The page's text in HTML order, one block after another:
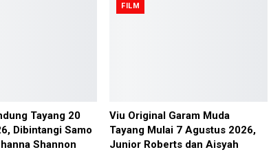
Tayang 20
Dibintangi Samo
Shannon
FILM
Viu Original Garam Muda
Tayang Mulai 7 Agustus 2026,
Junior Roberts dan Aisyah